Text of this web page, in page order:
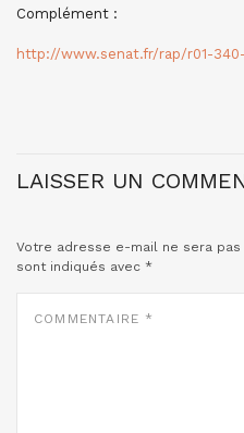
Complément :
http://www.senat.fr/rap/r01-340-
LAISSER UN
Votre adresse e-mail ne sera pas
sont indiqués avec *
COMMENTAIRE